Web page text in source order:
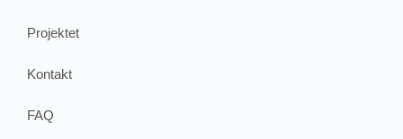
Projektet
Kontakt
FAQ